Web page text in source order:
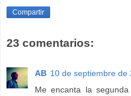
Compartir
23 comentarios:
AB 10 de septiembre de
Me encanta la